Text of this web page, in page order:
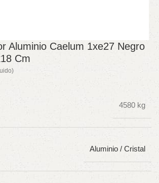
Aluminio Caelum 1xe27 Negro
Cm
4580 kg
Aluminio / Cristal